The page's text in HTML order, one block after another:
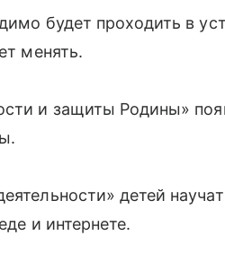
будет проходить в
менять.
и защиты Родины»
детей
и интернете.